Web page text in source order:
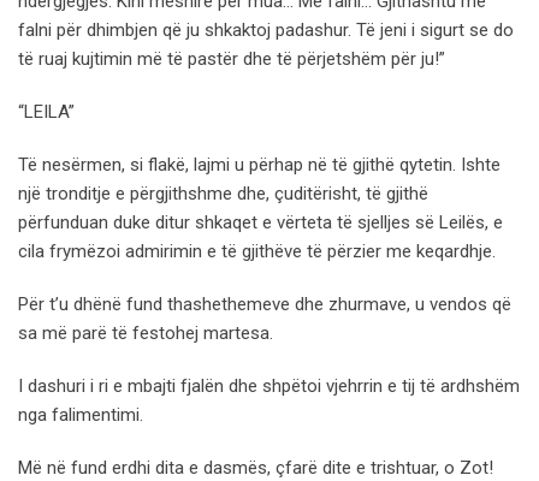
falni për dhimbjen që ju shkaktoj padashur. Të jeni i sigurt se do
të ruaj kujtimin më të pastër dhe të përjetshëm për ju!”
“LEILA”
Të nesërmen, si flakë, lajmi u përhap në të gjithë qytetin. Ishte
një tronditje e përgjithshme dhe, çuditërisht, të gjithë
përfunduan duke ditur shkaqet e vërteta të sjelljes së Leilës, e
cila frymëzoi admirimin e të gjithëve të përzier me keqardhje.
Për t’u dhënë fund thashethemeve dhe zhurmave, u vendos që
sa më parë të festohej martesa.
I dashuri i ri e mbajti fjalën dhe shpëtoi vjehrrin e tij të ardhshëm
nga falimentimi.
Më në fund erdhi dita e dasmës, çfarë dite e trishtuar, o Zot!